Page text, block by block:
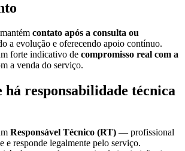
contato após a consulta ou
a evolução e oferecendo apoio contínuo.
forte indicativo decompromisso real com a
a venda do serviço.
há responsabilidade técnica
Responsável Técnico (RT) — profissional
e responde legalmente pelo serviço.